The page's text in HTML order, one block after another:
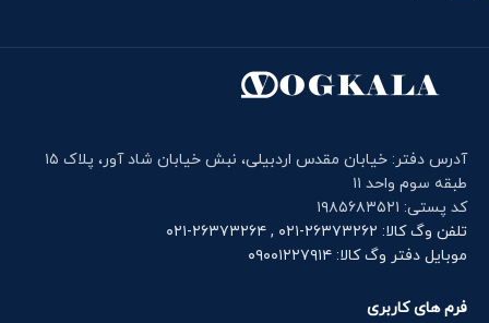
آدرس دفتر: خیابان مقدس اردبیلی، نبش خیابان شاد آور، پلاک ۱۵
طبقه سوم واحد ۱۱
کد پستی: ۱۹۸۵۶۸۳۵۲۱
تلفن وگ کالا: ۲۶۳۷۳۲۶۲-۰۲۱ , ۲۶۳۷۳۲۶۴-۰۲۱
موبایل دفتر وگ کالا: ۰۹۰۰۱۲۲۷۹۱۴
فرم های کاربری